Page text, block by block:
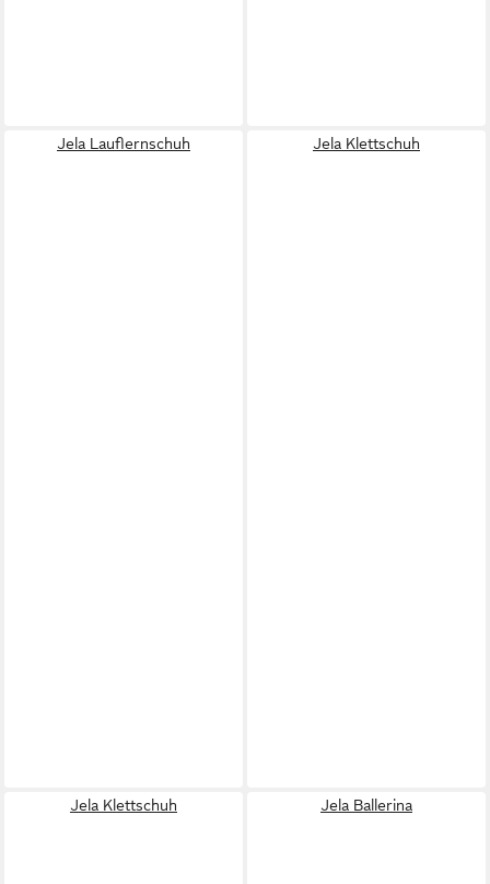
Jela Lauflernschuh Jela Klettschuh
Jela Klettschuh Jela Ballerina